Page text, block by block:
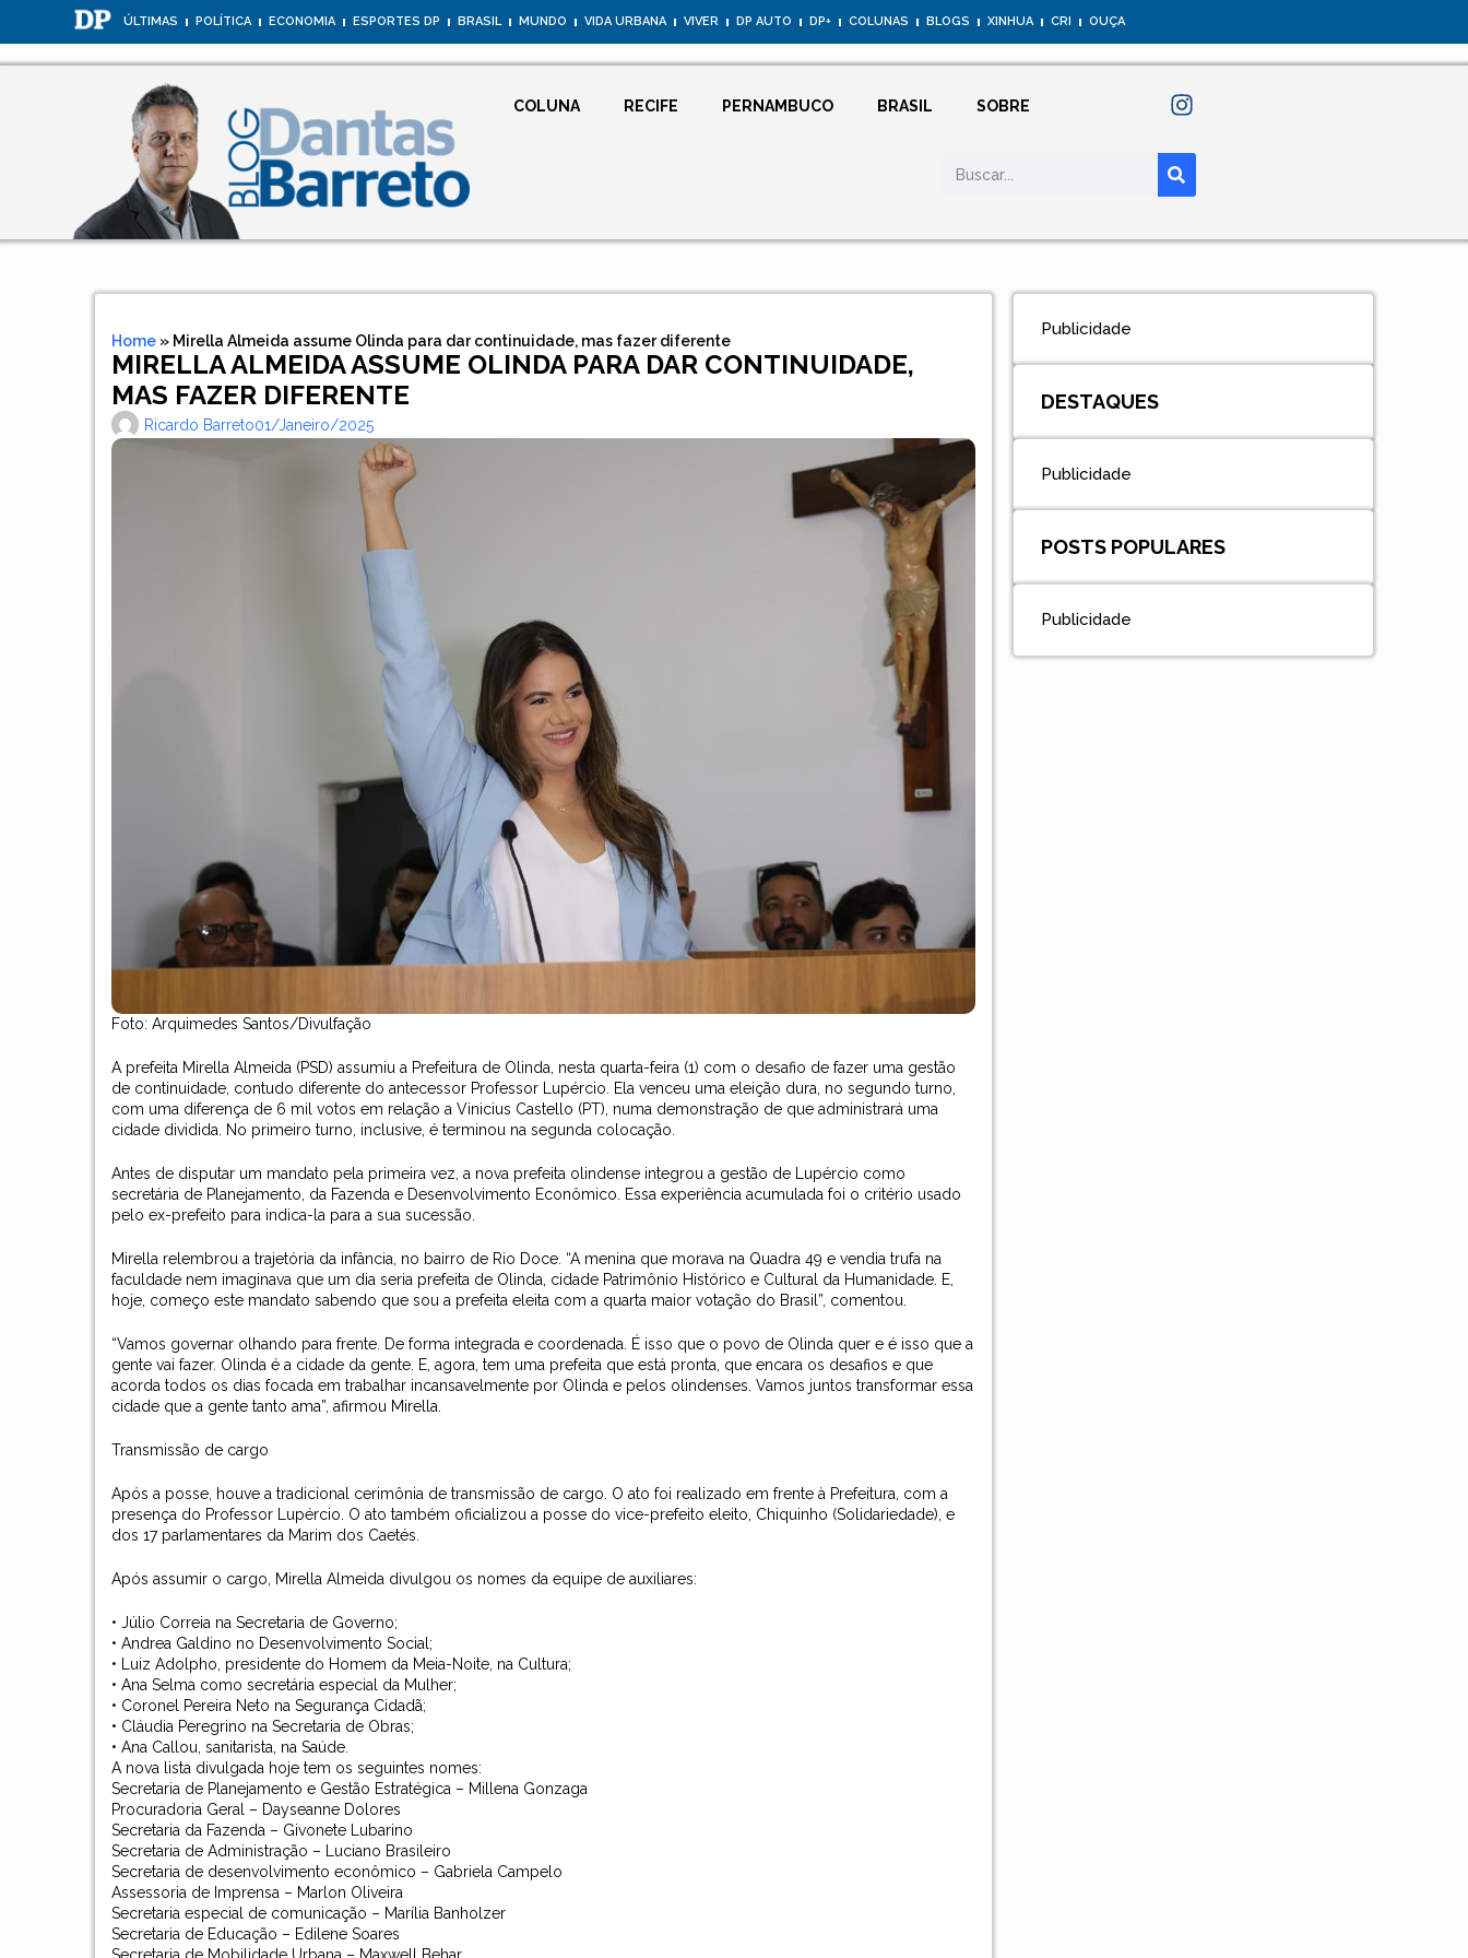
ÚLTIMAS POLÍTICA ECONOMIA ESPORTES DP BRASIL MUNDO VIDA URBANA VIVER DP AUTO DP+ COLUNAS BLOGS XINHUA CRI OUÇA
COLUNA RECIFE PERNAMBUCO BRASIL SOBRE
Home » Mirella Almeida assume Olinda para dar continuidade, mas fazer diferente
MIRELLA ALMEIDA ASSUME OLINDA PARA DAR CONTINUIDADE,
MAS FAZER DIFERENTE
Ricardo Barreto01/janeiro/2025
Foto: Arquimedes Santos/Divulfação
A prefeita Mirella Almeida (PSD) assumiu a Prefeitura de Olinda, nesta quarta-feira (1) com o desafio de fazer uma gestão
de continuidade, contudo diferente do antecessor Professor Lupércio. Ela venceu uma eleição dura, no segundo turno,
com uma diferença de 6 mil votos em relação a Vinicius Castello (PT), numa demonstração de que administrará uma
cidade dividida. No primeiro turno, inclusive, é terminou na segunda colocação.
Antes de disputar um mandato pela primeira vez, a nova prefeita olindense integrou a gestão de Lupércio como
secretária de Planejamento, da Fazenda e Desenvolvimento Econômico. Essa experiência acumulada foi o critério usado
pelo ex-prefeito para indica-la para a sua sucessão.
Mirella relembrou a trajetória da infância, no bairro de Rio Doce. “A menina que morava na Quadra 49 e vendia trufa na
faculdade nem imaginava que um dia seria prefeita de Olinda, cidade Patrimônio Histórico e Cultural da Humanidade. E,
hoje, começo este mandato sabendo que sou a prefeita eleita com a quarta maior votação do Brasil”, comentou.
“Vamos governar olhando para frente. De forma integrada e coordenada. É isso que o povo de Olinda quer e é isso que a
gente vai fazer. Olinda é a cidade da gente. E, agora, tem uma prefeita que está pronta, que encara os desafios e que
acorda todos os dias focada em trabalhar incansavelmente por Olinda e pelos olindenses. Vamos juntos transformar essa
cidade que a gente tanto ama”, afirmou Mirella.
Transmissão de cargo
Após a posse, houve a tradicional cerimônia de transmissão de cargo. O ato foi realizado em frente à Prefeitura, com a
presença do Professor Lupércio. O ato também oficializou a posse do vice-prefeito eleito, Chiquinho (Solidariedade), e
dos 17 parlamentares da Marim dos Caetés.
Após assumir o cargo, Mirella Almeida divulgou os nomes da equipe de auxiliares:
• Júlio Correia na Secretaria de Governo;
• Andrea Galdino no Desenvolvimento Social;
• Luiz Adolpho, presidente do Homem da Meia-Noite, na Cultura;
• Ana Selma como secretária especial da Mulher;
• Coronel Pereira Neto na Segurança Cidadã;
• Cláudia Peregrino na Secretaria de Obras;
• Ana Callou, sanitarista, na Saúde.
A nova lista divulgada hoje tem os seguintes nomes:
Secretaria de Planejamento e Gestão Estratégica – Millena Gonzaga
Procuradoria Geral – Dayseanne Dolores
Secretaria da Fazenda – Givonete Lubarino
Secretaria de Administração – Luciano Brasileiro
Secretaria de desenvolvimento econômico – Gabriela Campelo
Assessoria de Imprensa – Marlon Oliveira
Secretaria especial de comunicação – Marília Banholzer
Secretaria de Educação – Edilene Soares
Publicidade
DESTAQUES
Publicidade
POSTS POPULARES
Publicidade